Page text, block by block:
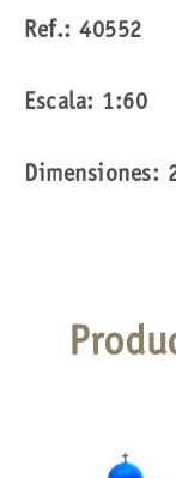
Ref.: 40552
Escala: 1:60
Dimensiones: